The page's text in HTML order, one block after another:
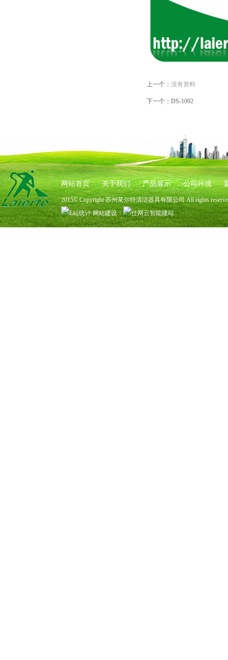
上一个： 没有资料
下一个： DS-1092
网站首页 关于我们 产品展示 公司环境
2015© Copyright 苏州莱尔特清洁器具有限公司 All rights
网站建设：